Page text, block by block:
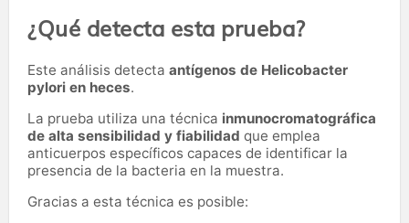
¿Qué detecta esta prueba?
Este análisis detecta antígenos de Helicobacter
pylori en heces.
La prueba utiliza una técnica inmunocromatográfica
de alta sensibilidad y fiabilidad que emplea
anticuerpos específicos capaces de identificar la
presencia de la bacteria en la muestra.
Gracias a esta técnica es posible: